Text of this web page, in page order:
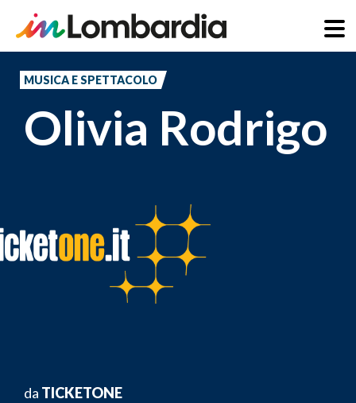
principale
MUSICA E SPETTACOLO
Olivia Rodrigo
da TICKETONE